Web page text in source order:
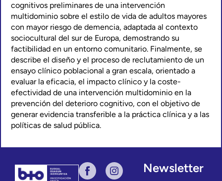
cognitivos preliminares de una intervención
multidominio sobre el estilo de vida de adultos mayores
con mayor riesgo de demencia, adaptada al contexto
sociocultural del sur de Europa, demostrando su
factibilidad en un entorno comunitario. Finalmente, se
describe el diseño y el proceso de reclutamiento de un
ensayo clínico poblacional a gran escala, orientado a
evaluar la eficacia, el impacto clínico y la coste-
efectividad de una intervención multidominio en la
prevención del deterioro cognitivo, con el objetivo de
generar evidencia transferible a la práctica clínica y a las
políticas de salud pública.
Newsletter